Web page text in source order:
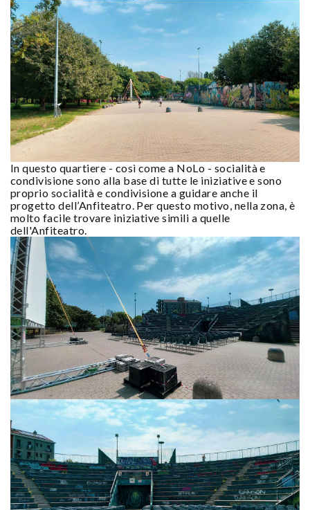
In questo quartiere - così come a NoLo - socialità e
condivisione sono alla base di tutte le iniziative e sono
proprio socialità e condivisione a guidare anche il
progetto dell’Anfiteatro. Per questo motivo, nella zona, è
molto facile trovare iniziative simili a quelle
dell'Anfiteatro.